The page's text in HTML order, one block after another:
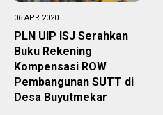
06 APR 2020
PLN UIP ISJ Serahkan
Buku Rekening
Kompensasi ROW
Pembangunan SUTT di
Desa Buyutmekar